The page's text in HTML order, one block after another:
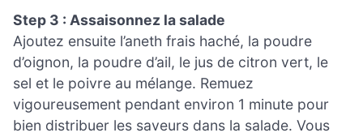
Step 3 : Assaisonnez la salade
Ajoutez ensuite l’aneth frais haché, la poudre
d’oignon, la poudre d’ail, le jus de citron vert, le
sel et le poivre au mélange. Remuez
vigoureusement pendant environ 1 minute pour
bien distribuer les saveurs dans la salade. Vous